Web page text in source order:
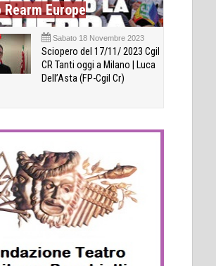
Europe
Sabato 18 Novembre 2023
Sciopero del 17/11/ 2023 Cgil
CR Tanti oggi a Milano | Luca
Dell’Asta (FP-Cgil Cr)